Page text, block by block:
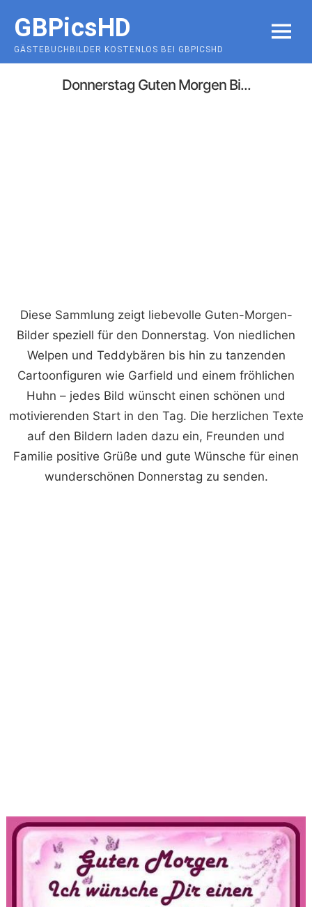
content
GBPicsHD
GÄSTEBUCHBILDER KOSTENLOS BEI GBPICSHD
MENU
Donnerstag Guten Morgen Bi...
Diese Sammlung zeigt liebevolle Guten-Morgen-
Bilder speziell für den Donnerstag. Von niedlichen
Welpen und Teddybären bis hin zu tanzenden
Cartoonfiguren wie Garfield und einem fröhlichen
Huhn – jedes Bild wünscht einen schönen und
motivierenden Start in den Tag. Die herzlichen Texte
auf den Bildern laden dazu ein, Freunden und
Familie positive Grüße und gute Wünsche für einen
wunderschönen Donnerstag zu senden.